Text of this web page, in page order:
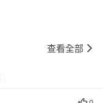
查看全部